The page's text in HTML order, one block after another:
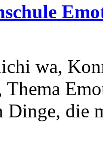
wa,
Thema
Dinge, die